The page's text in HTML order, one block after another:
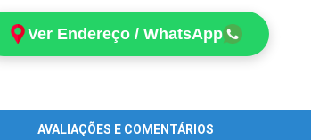
Ver Endereço / WhatsApp
AVALIAÇÕES E COMENTÁRIOS